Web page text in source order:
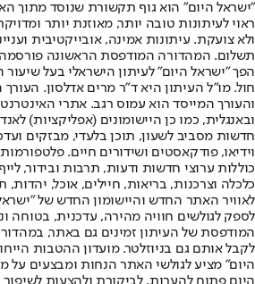
"ישראל היום" הוא גוף תקשורת שנוסד מתוך
ראוי לעיתונות טובה יותר, מאוזנת יותר
ולא צועקת. עיתונות אמינה, אובייקטיבית
הפך "ישראל היום" לעיתון הישראלי בעל
חול. מו"ל העיתון היא ד"ר מרים אדלסון.
והעורך המייסד הוא עמוס רגב. אתרי
חדשות מסביב לשעון, תוכן בלעדי, מבזקים
וידיאו, פודקאסטים ושידורים חיים.
כוללות ערוצי חדשות ודעות, תרבות ובידור,
לאוויר האתר החדש והיישומון החדש של
לספק לגולשים חוויה מהירה, עדכנית, בטוחה
המודפסת של העיתון זמינים גם באתר,
לקבל אותם גם בניוזלטר. מועדון ההטבות
היום" מציע לגולשי האתר הנחות ומבצעים על